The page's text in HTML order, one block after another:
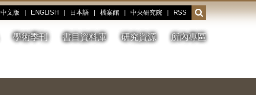
中文版 ENGLISH 日本語 檔案館 中央研究院 RSS
開
啟
或
收
學術季刊 書目資料庫 研究資源 所內專區
停、
圖
圖
結